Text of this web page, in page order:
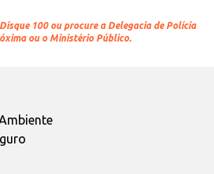
100 ou procure a Delegacia de Polícia
ou o Ministério Público.